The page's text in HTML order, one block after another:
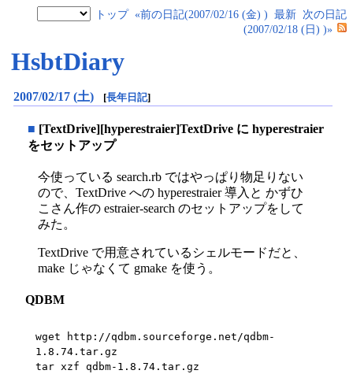
トップ «前の日記(2007/02/16 (金) ) 最新 次の日記
(2007/02/18 (日) )»
HsbtDiary
2007/02/17 (土) [長年日記]
■ [TextDrive][hyperestraier]TextDrive に hyperestraier
をセットアップ
今使っている search.rb ではやっぱり物足りない
ので、TextDrive への hyperestraier 導入と かずひ
こさん作の estraier-search のセットアップをして
みた。
TextDrive で用意されているシェルモードだと、
make じゃなくて gmake を使う。
QDBM
wget http://qdbm.sourceforge.net/qdbm-
1.8.74.tar.gz
tar xzf qdbm-1.8.74.tar.gz